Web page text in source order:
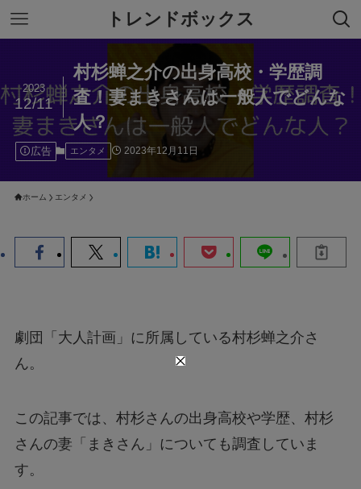
トレンドボックス
村杉蝉之介の出身高校・学歴調
査！妻まきさんは一般人でどんな
人？
2023
12/11
広告 エンタメ 2023年12月11日
ホーム エンタメ
劇団「大人計画」に所属している村杉蝉之介さ
ん。
この記事では、村杉さんの出身高校や学歴、村杉
さんの妻「まきさん」についても調査していま
す。